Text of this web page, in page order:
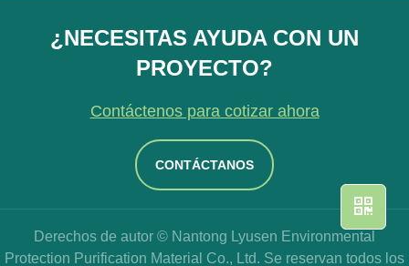
¿NECESITAS AYUDA CON UN
PROYECTO?
Contáctenos para cotizar ahora
CONTÁCTANOS
Derechos de autor © Nantong Lyusen Environmental
Protection Purification Material Co., Ltd. Se reservan todos los